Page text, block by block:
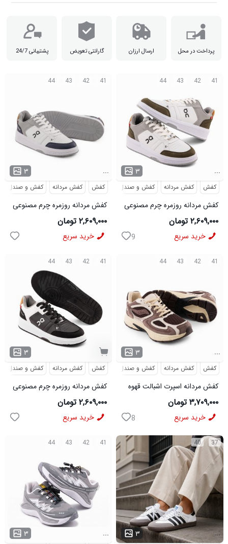
پرداخت در محل ارسال ارزان گارانتی تعویض پشتیبانی 24/7
41
42
43
44
۳ ...
کفش کفش مردانه کفش و صندل
کفش مردانه روزمره چرم مصنوعی
50918
۲,۶۰۹,۰۰۰ تومان
خرید سریع
41
42
43
44
۳ ...
کفش کفش مردانه کفش و صندل
کفش مردانه روزمره چرم مصنوعی
50919
۲,۶۰۹,۰۰۰ تومان
خرید سریع 9
41
42
43
44
۳
کفش کفش مردانه کفش و صندل
کفش مردانه روزمره چرم مصنوعی
50920
۲,۶۰۹,۰۰۰ تومان
خرید سریع
41
42
43
44
۳ ...
کفش کفش مردانه کفش و صندل
کفش مردانه اسپرت اشبالت قهوه
ای Saucony مدل 50786
۳,۷۰۹,۰۰۰ تومان
خرید سریع 8
41
42
43
44
۳ ...
37
40
۳ ...